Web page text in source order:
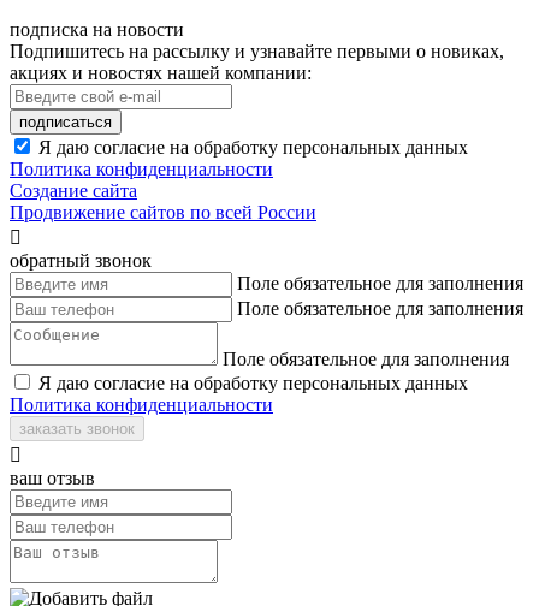
подписка на новости
Подпишитесь на рассылку и узнавайте первыми о новиках,
акциях и новостях нашей компании:
подписаться
Я даю согласие на обработку персональных данных
Политика конфиденциальности
Создание сайта
Продвижение сайтов по всей России

обратный звонок
Поле обязательное для заполнения
Поле обязательное для заполнения
Поле обязательное для заполнения
Я даю согласие на обработку персональных данных
Политика конфиденциальности
заказать звонок

ваш отзыв